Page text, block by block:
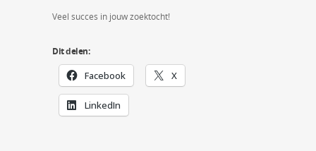
Veel succes in jouw zoektocht!
Dit delen:
Facebook X
LinkedIn